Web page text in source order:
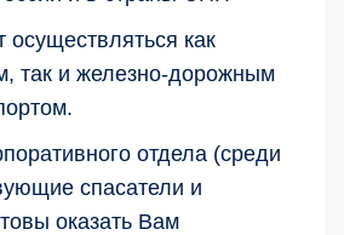
осуществляться как
так и железно-дорожным
отдела (среди
спасатели и
оказать Вам